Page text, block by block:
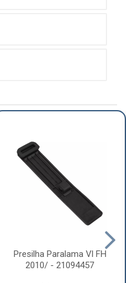
Presilha Paralama Vl FH
2010/ - 21094457